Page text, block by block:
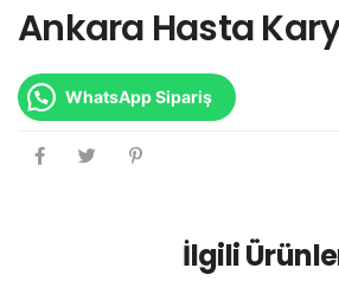
Ankara Hasta
WhatsApp Sipariş
İlgili